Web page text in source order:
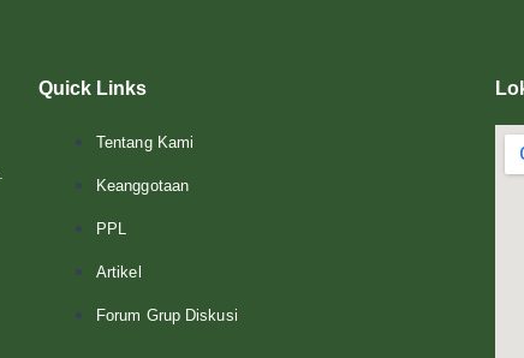
Quick Links
Tentang Kami
Keanggotaan
PPL
Artikel
Forum Grup Diskusi